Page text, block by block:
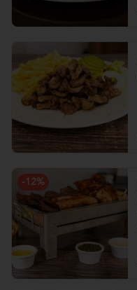
-12%